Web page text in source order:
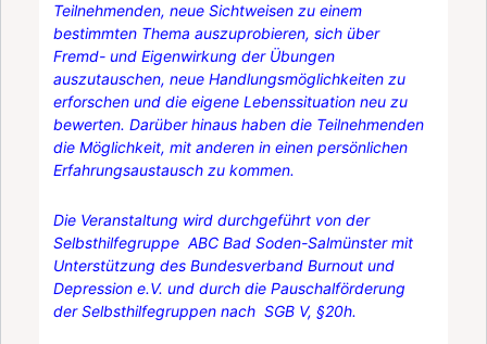
Teilnehmenden, neue Sichtweisen zu einem
bestimmten Thema auszuprobieren, sich über
Fremd- und Eigenwirkung der Übungen
auszutauschen, neue Handlungsmöglichkeiten zu
erforschen und die eigene Lebenssituation neu zu
bewerten. Darüber hinaus haben die Teilnehmenden
die Möglichkeit, mit anderen in einen persönlichen
Erfahrungsaustausch zu kommen.
Die Veranstaltung wird durchgeführt von der
Selbsthilfegruppe ABCBad Soden-Salmünstermit
Unterstützung des Bundesverband Burnout und
Depression e.V. und durch die Pauschalförderung
der Selbsthilfegruppen nach SGB V, §20h.